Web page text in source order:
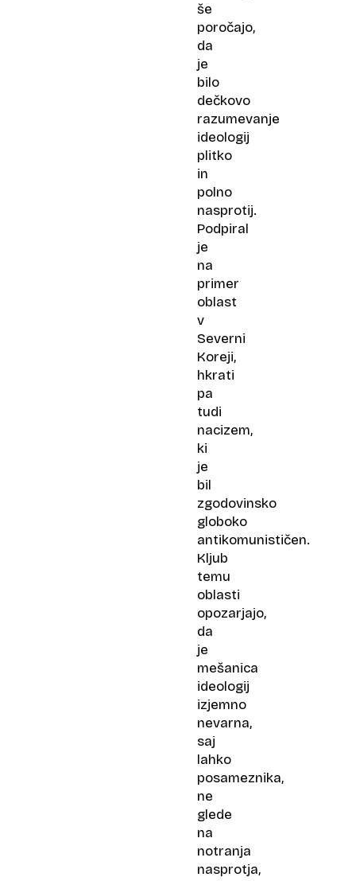
še
poročajo,
da
je
bilo
dečkovo
razumevanje
ideologij
plitko
in
polno
nasprotij.
Podpiral
je
na
primer
oblast
v
Severni
Koreji,
hkrati
pa
tudi
nacizem,
ki
je
bil
zgodovinsko
globoko
antikomunističen.
Kljub
temu
oblasti
opozarjajo,
da
je
mešanica
ideologij
izjemno
nevarna,
saj
lahko
posameznika,
ne
glede
na
notranja
nasprotja,